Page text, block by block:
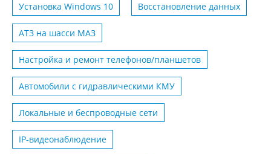
Установка Windows 10 Восстановление данных
АТЗ на шасси MАЗ
Настройка и ремонт телефонов/планшетов
Автомобили с гидравлическими КМУ
Локальные и беспроводные сети
IP-видеонаблюдение